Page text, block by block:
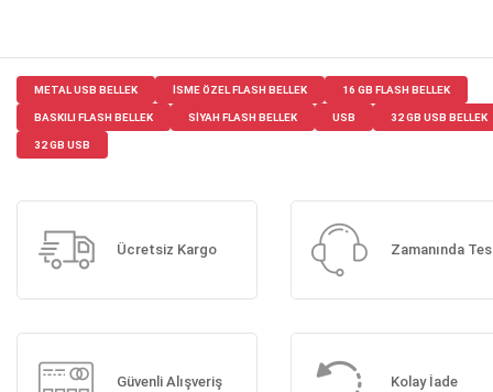
METAL USB BELLEK ISME ÖZEL FLASH BELLEK 16 GB FLASH BELLEK
BASKILI FLASH BELLEK SIYAH FLASH BELLEK USB 32 GB USB BELLEK
32 GB USB
Ücretsiz Kargo Zamanında
Güvenli Alışveriş Kolay İade